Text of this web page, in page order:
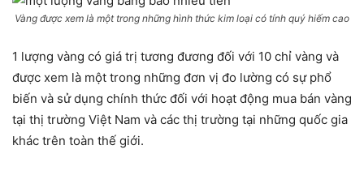
Vàng được xem là một trong những hình thức kim loại có tính quý hiếm cao
1 lượng vàng có giá trị tương đương đối với 10 chỉ vàng và
được xem là một trong những đơn vị đo lường có sự phổ
biến và sử dụng chính thức đối với hoạt động mua bán vàng
tại thị trường Việt Nam và các thị trường tại những quốc gia
khác trên toàn thế giới.